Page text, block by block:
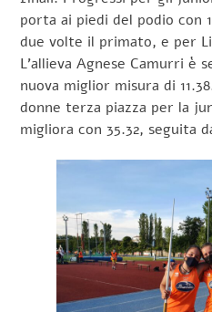
porta ai piedi del podio con
due volte il primato, e per
L’allieva Agnese Camurri è
nuova miglior misura di
donne terza piazza per la
migliora con 35.32, seguita